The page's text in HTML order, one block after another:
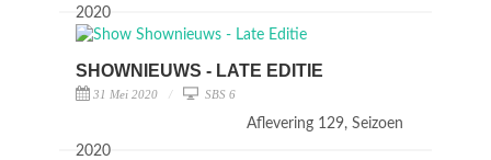
2020
SHOWNIEUWS - LATE EDITIE
31 Mei 2020 SBS 6
Aflevering 129, Seizoen
2020